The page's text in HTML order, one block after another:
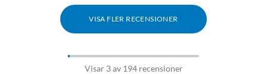
VISA FLER RECENSIONER
Visar 3 av 194 recensioner